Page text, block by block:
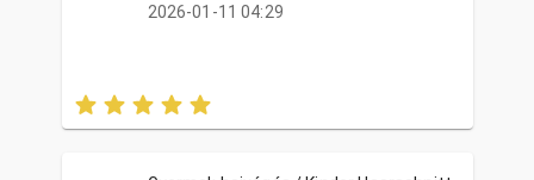
2026-01-11 04:29